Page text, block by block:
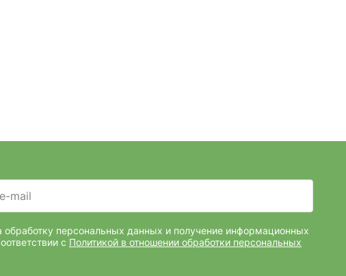
mail
обработку персональных данных и получение информационных
с Политикой в отношении обработки персональных